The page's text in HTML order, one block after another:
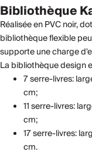
Bibliothèque
Réalisée en PVC noir,
bibliothèque flexible
supporte une charge
La bibliothèque design
7 serre-livres:
cm;
11 serre-livres:
cm;
17 serre-livres:
cm.